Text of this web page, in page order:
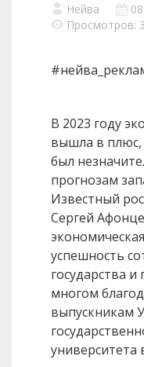
Нейва
Просмотров:
В 2023 году
вышла в плюс,
был
прогнозам
Известный
Сергей
успешность
государства
многом
выпускникам
университета